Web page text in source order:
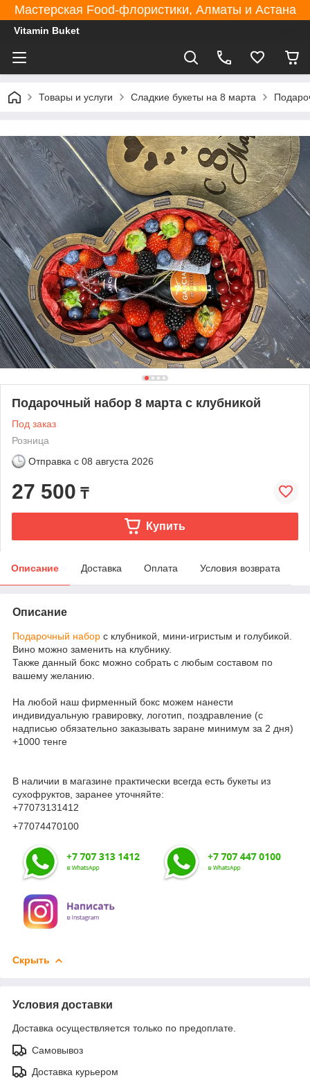
Мастерская Food-флористики, Алматы и Астана
Vitamin Buket
Товары и услуги Сладкие букеты на 8 марта
Подарочный набор 8 марта с клубникой
Под заказ
Розница
Отправка с 08 августа 2026
27 500 ₸
Купить
Описание Доставка Оплата Условия возврата
Описание
Подарочный набор с клубникой, мини-игристым и голубикой.
Вино можно заменить на клубнику.
Также данный бокс можно собрать с любым составом по
вашему желанию.
На любой наш фирменный бокс можем нанести
индивидуальную гравировку, логотип, поздравление (с
надписью обязательно заказывать заране минимум за 2 дня)
+1000 тенге
В наличии в магазине практически всегда есть букеты из
сухофруктов, заранее уточняйте:
+77073131412
+77074470100
Скрыть
Условия доставки
Доставка осуществляется только по предоплате.
Самовывоз
Доставка курьером